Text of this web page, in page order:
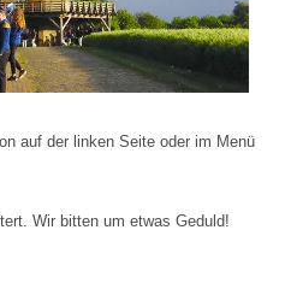
auf der linken Seite oder im Menü
Wir bitten um etwas Geduld!